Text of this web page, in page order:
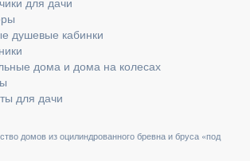
душевые кабинки
дома и дома на колесах
для дачи
домов из оцилиндрованного бревна и бруса «под